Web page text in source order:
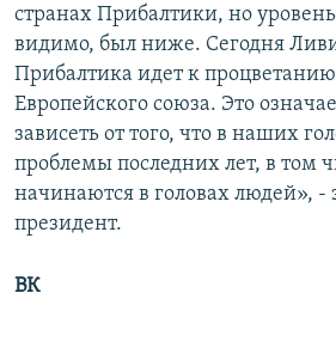
странах Прибалтики, но
видимо, был ниже. Сегодня
Прибалтика идет к
Европейского союза. Это
зависеть от того, что в наших
проблемы последних лет, в том
начинаются в головах людей», -
президент.
ВК